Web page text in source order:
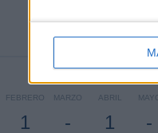
- -
- %
2
FEBRERO
1
MARZO
-
ABRIL
1 -